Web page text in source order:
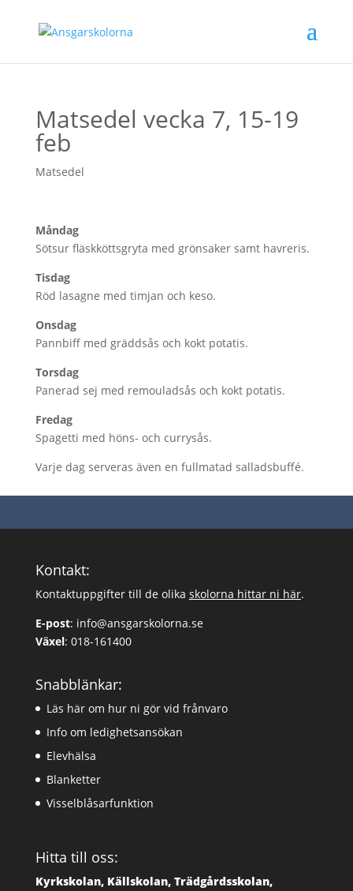
Matsedel vecka 7, 15-19
feb
Matsedel
Måndag
Sötsur fläskköttsgryta med grönsaker samt havreris.
Tisdag
Röd lasagne med timjan och keso.
Onsdag
Pannbiff med gräddsås och kokt potatis.
Torsdag
Panerad sej med remouladsås och kokt potatis.
Fredag
Spagetti med höns- och currysås.
Varje dag serveras även en fullmatad salladsbuffé.
Kontakt:
Kontaktuppgifter till de olika skolorna hittar ni här.
E-post: info@ansgarskolorna.se
Växel: 018-161400
Snabblänkar:
Läs här om hur ni gör vid frånvaro
Info om ledighetsansökan
Elevhälsa
Blanketter
Visselblåsarfunktion
Hitta till oss:
Kyrkskolan, Källskolan, Trädgårdsskolan,